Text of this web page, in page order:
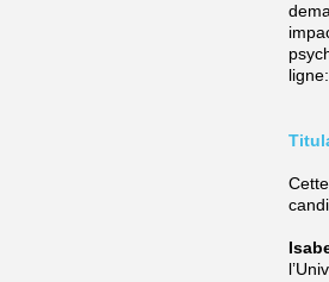
ligne: